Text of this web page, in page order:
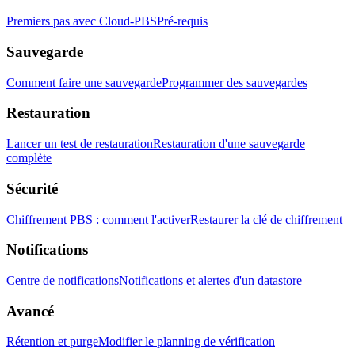
Premiers pas avec Cloud-PBSPré-requis
Sauvegarde
Comment faire une sauvegardeProgrammer des sauvegardes
Restauration
Lancer un test de restaurationRestauration d'une sauvegarde
complète
Sécurité
Chiffrement PBS : comment l'activerRestaurer la clé de chiffrement
Notifications
Centre de notificationsNotifications et alertes d'un datastore
Avancé
Rétention et purgeModifier le planning de vérification